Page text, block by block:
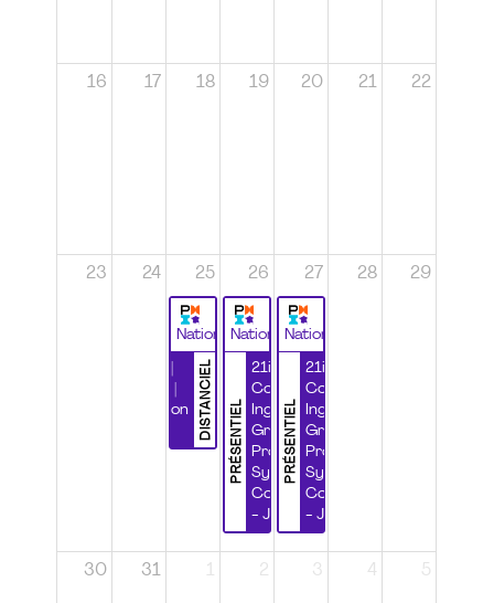
16 17 18 19 20 21 22
23 24 25
National
DISTANCIEL
Certification
26
National
PRÉSENTIEL
21ième
Congrès
Ingénierie
Grands
Projets et
Systèmes
Complexes
- Jour 1
27
National
PRÉSENTIEL
21ième
Congrès
Ingénierie
Grands
Projets et
Systèmes
Complexes
- Jour 2
28 29
30 31 1 2 3 4 5